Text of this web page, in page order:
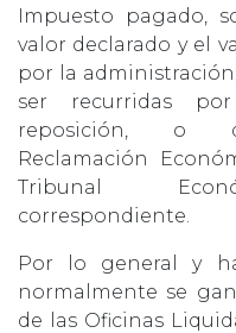
Impuesto pagado,
valor declarado y el
por la
ser recurridas
reposición, o
Reclamación
Tribunal
correspondiente.
Por lo general y
normalmente se
de las Oficinas